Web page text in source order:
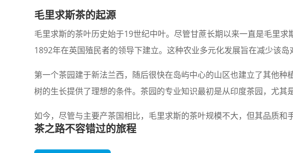
毛里求斯茶的起源
毛里求斯的茶叶历史始于19世纪中叶。尽管甘蔗长期以来一直是毛里
1892年在英国殖民者的领导下建立。这种农业多元化发展旨在减少该岛
第一个茶园建于新法兰西，随后很快在岛屿中心的山区也建立了其他种
树的生长提供了理想的条件。茶园的专业知识最初是从印度茶园，尤其
如今，尽管与主要产茶国相比，毛里求斯的茶叶规模不大，但其品质和
茶之路不容错过的旅程